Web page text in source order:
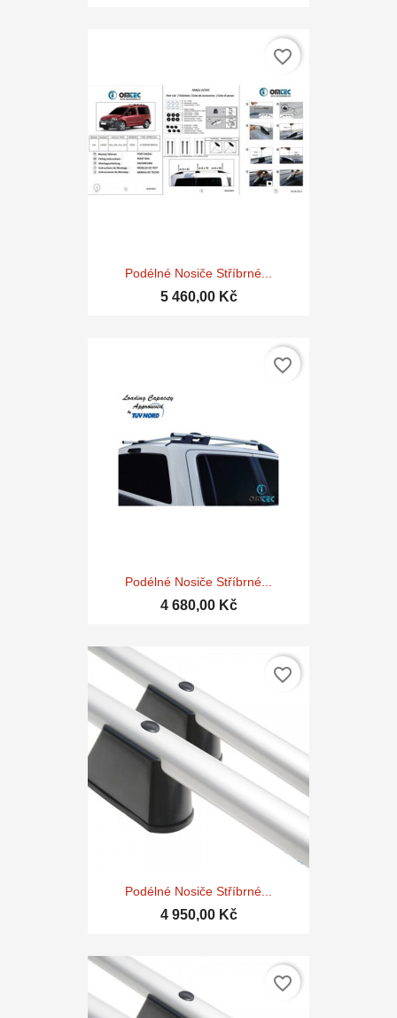
Podélné Nosiče Stříbrné...
5 460,00 Kč
favorite_border
Podélné Nosiče Stříbrné...
4 680,00 Kč
favorite_border
Podélné Nosiče Stříbrné...
4 950,00 Kč
favorite_border
favorite_border